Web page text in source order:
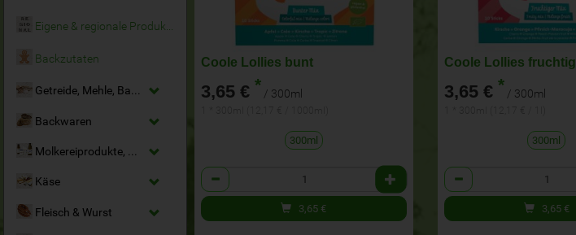
Backzutaten
Getreide, Mehle, Backmittel
Backwaren
Molkereiprodukte, Milchersatz & Eier
Käse
Fleisch & Wurst
Coole Lollies bunt
3,65 € * / 300ml
300ml
Anzahl
3,65 €
Coole Lollies fruchtig
3,65 € * / 300ml
300ml
Anzahl
3,65 €